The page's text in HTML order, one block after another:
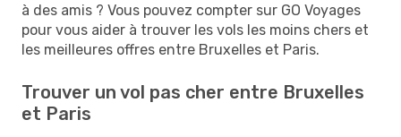
à des amis ? Vous pouvez compter sur GO Voyages
pour vous aider à trouver les vols les moins chers et
les meilleures offres entre Bruxelles et Paris.
Trouver un vol pas cher entre Bruxelles
et Paris